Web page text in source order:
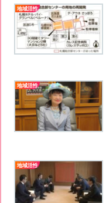
地域活性
地域活性
地域活性